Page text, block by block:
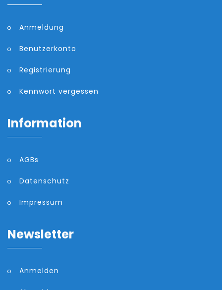
Anmeldung
Benutzerkonto
Registrierung
Kennwort vergessen
Information
AGBs
Datenschutz
Impressum
Newsletter
Anmelden